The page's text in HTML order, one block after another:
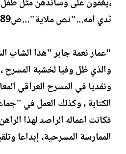
ثدي امه..."نص ملاية"...ص89
"عمار نعمة جابر "هذا الشاب
والذي ظل وفيا لخشبة المسرح
ونقديا في المسرح العراقي
الكتابة ، وكذلك العمل في
فكانت اعماله الراصد لهذا
الممارسة المسرحية، إبداعا